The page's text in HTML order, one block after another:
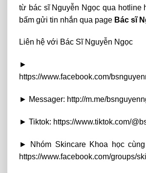
từ bác sĩ Nguyễn Ngọc qua hotline
bấm gửi tin nhắn qua page Bác sĩ
Liên hệ với Bác Sĩ Nguyễn Ngọc
►
https://www.facebook.com/
► Messager: http://m.me/
► Tiktok: https://www.tiktok.com/
► Nhóm Skincare Khoa học
https://www.facebook.com/groups/